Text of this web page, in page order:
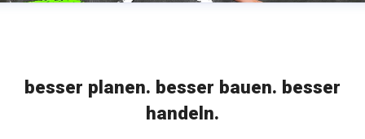
besser planen. besser bauen. besser
handeln.